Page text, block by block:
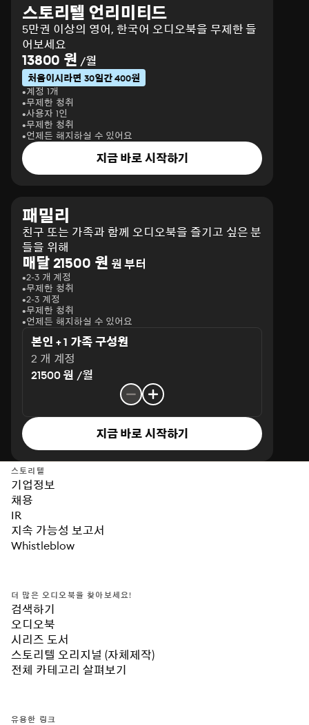
스토리텔 언리미티드
5만권 이상의 영어, 한국어 오디오북을 무제한 들
어보세요
13800 원 /월
처음이시라면 30일간 400원
계정 1개
무제한 청취
사용자 1인
무제한 청취
언제든 해지하실 수 있어요
지금 바로 시작하기
패밀리
친구 또는 가족과 함께 오디오북을 즐기고 싶은 분
들을 위해
매달 21500 원 원 부터
2-3 개 계정
무제한 청취
2-3 계정
무제한 청취
언제든 해지하실 수 있어요
본인 + 1 가족 구성원
2 개 계정
21500 원 /월
지금 바로 시작하기
스토리텔
기업정보
채용
IR
지속 가능성 보고서
Whistleblow
더 많은 오디오북을 찾아보세요!
검색하기
오디오북
시리즈 도서
스토리텔 오리지널 (자체제작)
전체 카테고리 살펴보기
유용한 링크